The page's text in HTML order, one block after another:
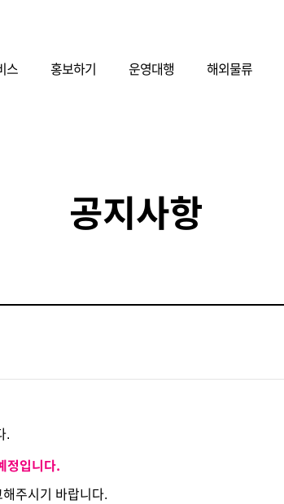
스 홍보하기 운영대행 해외물류
공지사항
.
정입니다.
주시기 바랍니다.